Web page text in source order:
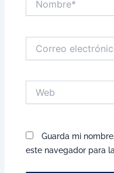
electrónico*
Guarda mi
este navegador para